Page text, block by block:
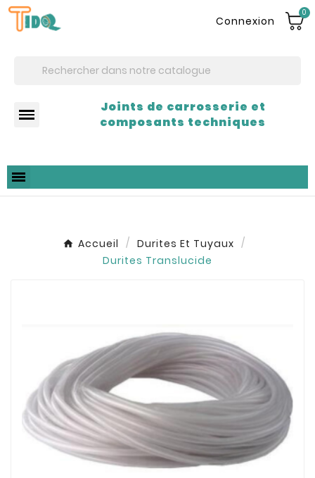
Connexion
0
Joints de carrosserie et
composants techniques
Accueil
Durites Et Tuyaux
Durites Translucide